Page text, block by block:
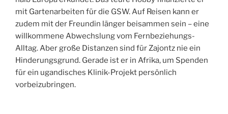
mit Gartenarbeiten für die GSW. Auf Reisen kann er
zudem mit der Freundin länger beisammen sein – eine
willkommene Abwechslung vom Fernbeziehungs-
Alltag. Aber große Distanzen sind für Zajontz nie ein
Hinderungsgrund. Gerade ist er in Afrika, um Spenden
für ein ugandisches Klinik-Projekt persönlich
vorbeizubringen.